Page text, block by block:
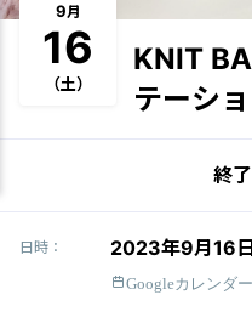
9月
16
（土）
KNIT
テーシ
終
日時： 2023年9月16
Googleカレンダ